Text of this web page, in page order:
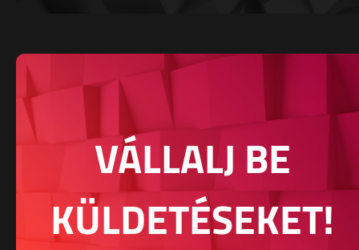
VÁLLALJ BE
KÜLDETÉSEKET!